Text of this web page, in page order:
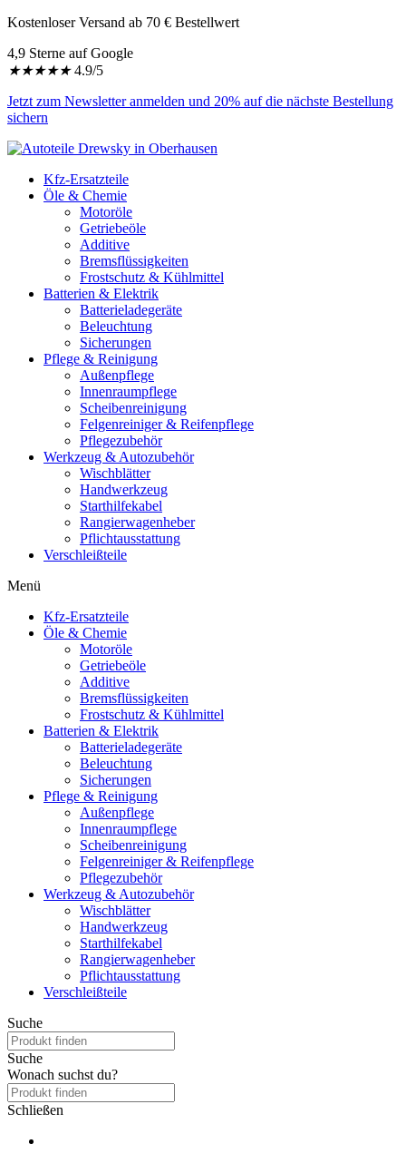
Kostenloser Versand ab 70 € Bestellwert
4,9 Sterne auf Google
★★★★★ 4.9/5
Jetzt zum Newsletter anmelden und 20% auf die nächste Bestellung
sichern
Kfz-Ersatzteile
Öle & Chemie
Motoröle
Getriebeöle
Additive
Bremsflüssigkeiten
Frostschutz & Kühlmittel
Batterien & Elektrik
Batterieladegeräte
Beleuchtung
Sicherungen
Pflege & Reinigung
Außenpflege
Innenraumpflege
Scheibenreinigung
Felgenreiniger & Reifenpflege
Pflegezubehör
Werkzeug & Autozubehör
Wischblätter
Handwerkzeug
Starthilfekabel
Rangierwagenheber
Pflichtausstattung
Verschleißteile
Menü
Kfz-Ersatzteile
Öle & Chemie
Motoröle
Getriebeöle
Additive
Bremsflüssigkeiten
Frostschutz & Kühlmittel
Batterien & Elektrik
Batterieladegeräte
Beleuchtung
Sicherungen
Pflege & Reinigung
Außenpflege
Innenraumpflege
Scheibenreinigung
Felgenreiniger & Reifenpflege
Pflegezubehör
Werkzeug & Autozubehör
Wischblätter
Handwerkzeug
Starthilfekabel
Rangierwagenheber
Pflichtausstattung
Verschleißteile
Suche
Suche
Wonach suchst du?
Schließen